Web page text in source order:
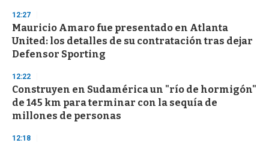
12:27
Mauricio Amaro fue presentado en Atlanta
United: los detalles de su contratación tras dejar
Defensor Sporting
12:22
Construyen en Sudamérica un "río de hormigón"
de 145 km para terminar con la sequía de
millones de personas
12:18